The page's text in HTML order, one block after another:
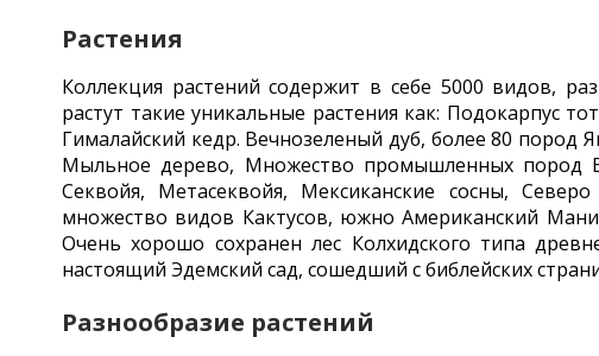
Растения
Коллекция растений содержит в себе 5000 видов,
растут такие уникальные растения как: Подокарпус
Гималайский кедр. Вечнозеленый дуб, более 80
Мыльное дерево, Множество промышленных пород
Секвойя, Метасеквойя, Мексиканские сосны,
множество видов Кактусов, южно Американский
Очень хорошо сохранен лес Колхидского типа
настоящий Эдемский сад, сошедший с библейских
Разнообразие растений